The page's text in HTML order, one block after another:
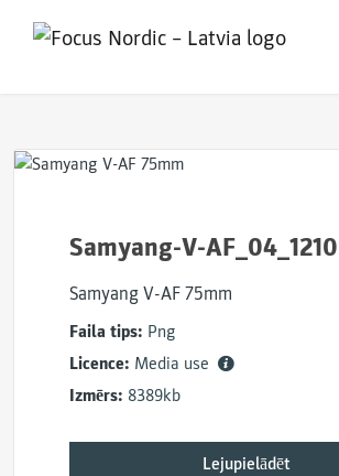
Samyang-V-
Samyang V-AF 75mm
Faila tips: Png
Licence: Media use
Izmērs: 8389kb
Lejupielādēt